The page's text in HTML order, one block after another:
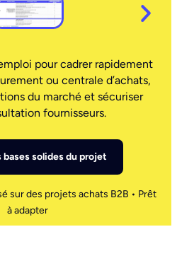
pour cadrer rapidement
ou centrale d’achats,
du marché et sécuriser
fournisseurs.
solides du projet
sur des projets achats B2B • Prêt
à adapter